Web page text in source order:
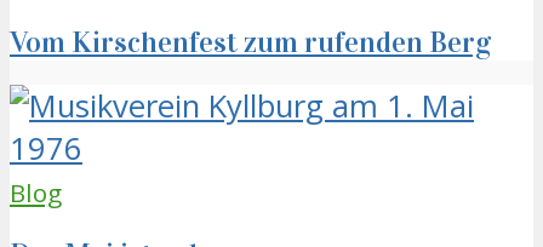
Vom Kirschenfest zum rufenden Berg
Blog